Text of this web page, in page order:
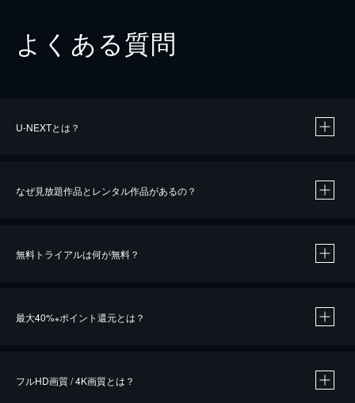
よくある質問
U-NEXTとは？
なぜ見放題作品とレンタル作品があるの？
無料トライアルは何が無料？
最大40%※ポイント還元とは？
フルHD画質 / 4K画質とは？